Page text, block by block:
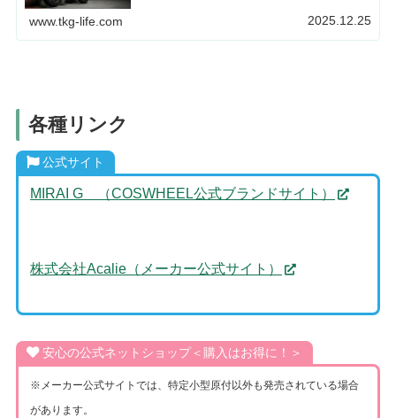
www.tkg-life.com 2025.12.25
各種リンク
公式サイト
MIRAI G （COSWHEEL公式ブランドサイト）
株式会社Acalie（メーカー公式サイト）
安心の公式ネットショップ＜購入はお得に！＞
※メーカー公式サイトでは、特定小型原付以外も発売されている場合
があります。